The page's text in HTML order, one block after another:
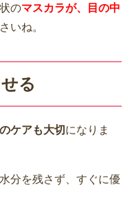
のマスカラが、目の中
いね。
る
ケアも大切 になりま
分を残さず、すぐに優